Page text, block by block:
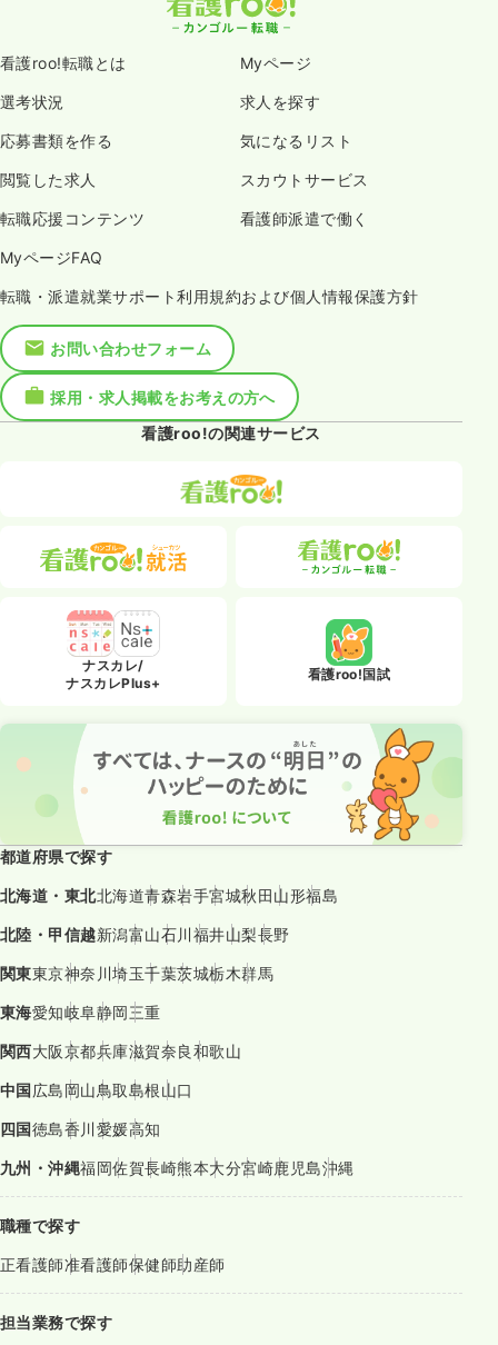
看護roo!転職とは Myページ
選考状況 求人を探す
応募書類を作る 気になるリスト
閲覧した求人 スカウトサービス
転職応援コンテンツ 看護師派遣で働く
MyページFAQ
転職・派遣就業サポート利用規約および個人情報保護方針
お問い合わせフォーム
採用・求人掲載をお考えの方へ
看護roo!の関連サービス
ナスカレ/
ナスカレPlus+
看護roo!国試
都道府県で探す
北海道・東北北海道青森岩手宮城秋田山形福島
北陸・甲信越新潟富山石川福井山梨長野
関東東京神奈川埼玉千葉茨城栃木群馬
東海愛知岐阜静岡三重
関西大阪京都兵庫滋賀奈良和歌山
中国広島岡山鳥取島根山口
四国徳島香川愛媛高知
九州・沖縄福岡佐賀長崎熊本大分宮崎鹿児島沖縄
職種で探す
正看護師准看護師保健師助産師
担当業務で探す